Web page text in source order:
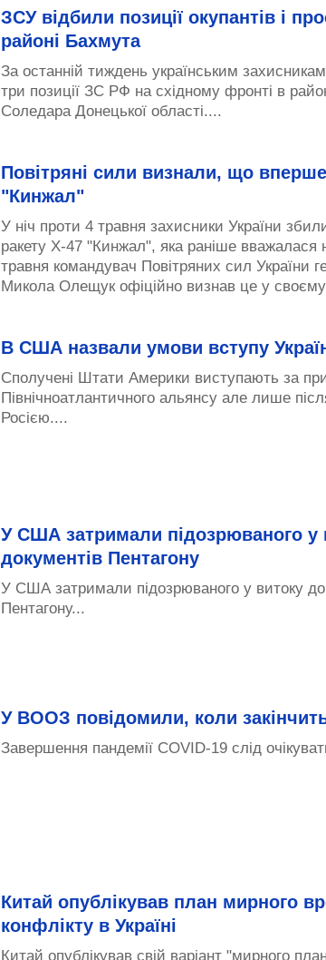
ЗСУ відбили позиції окупантів і
районі Бахмута
За останній тиждень українським
три позиції ЗС РФ на східному фронті в
Соледара Донецької області....
Повітряні сили визнали, що
"Кинжал"
У ніч проти 4 травня захисники України
ракету Х-47 "Кинжал", яка раніше вважалася
травня командувач Повітряних сил України
Микола Олещук офіційно визнав це у своєму
В США назвали умови вступу
Сполучені Штати Америки виступають за
Північноатлантичного альянсу але лише
Росією....
У США затримали підозрюваного у
документів Пентагону
У США затримали підозрюваного у витоку
Пентагону...
У ВООЗ повідомили, коли
Завершення пандемії COVID-19 слід
Китай опублікував план мирного
конфлікту в Україні
Китай опублікував свій варіант "мирного